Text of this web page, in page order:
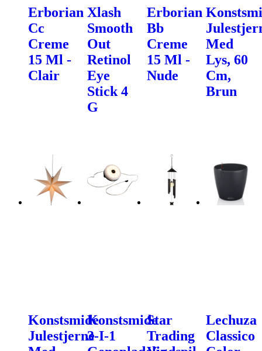
Erborian
Cc
Creme
15 Ml -
Clair
Xlash
Smooth
Out
Retinol
Eye
Stick 4
G
Erborian
Bb
Creme
15 Ml -
Nude
Med
Lys, 60
Cm,
Brun
Konstsmide
Julestjerne
Konstsmide
3-I-1
Star
Trading
Lechuza
Classico